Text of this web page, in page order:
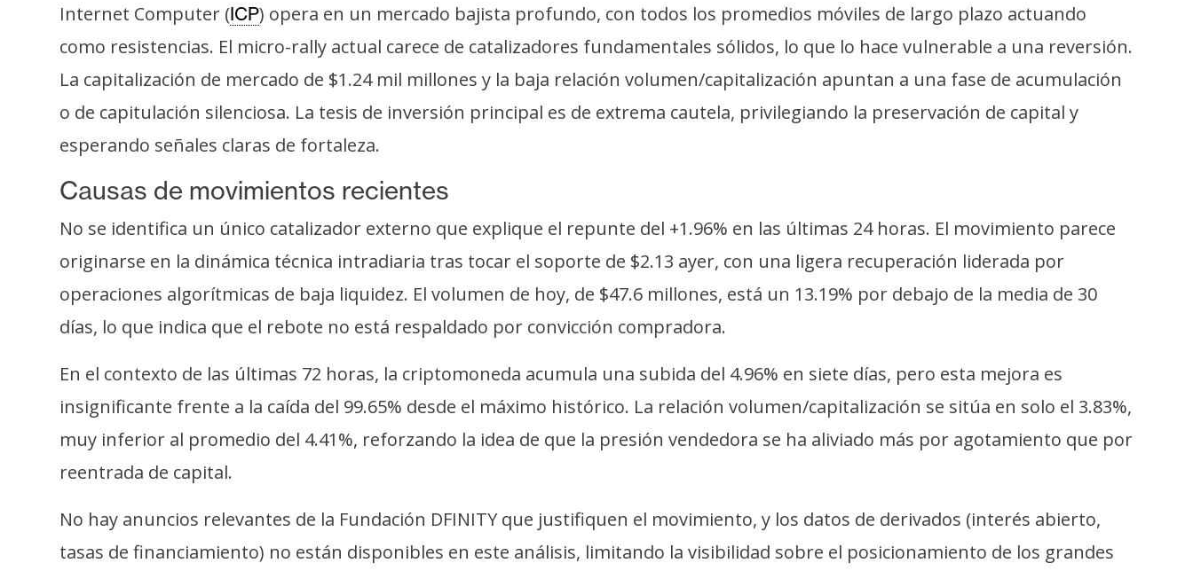
t
a
t
o
y
u
l
i
i
d
d
Internet Computer (ICP) opera en un mercado bajista profundo, con todos los promedios móviles de largo plazo actuando
como resistencias. El micro-rally actual carece de catalizadores fundamentales sólidos, lo que lo hace vulnerable a una reversión.
La capitalización de mercado de $1.24 mil millones y la baja relación volumen/capitalización apuntan a una fase de acumulación
o de capitulación silenciosa. La tesis de inversión principal es de extrema cautela, privilegiando la preservación de capital y
esperando señales claras de fortaleza.
Causas de movimientos recientes
No se identifica un único catalizador externo que explique el repunte del +1.96% en las últimas 24 horas. El movimiento parece
originarse en la dinámica técnica intradiaria tras tocar el soporte de $2.13 ayer, con una ligera recuperación liderada por
operaciones algorítmicas de baja liquidez. El volumen de hoy, de $47.6 millones, está un 13.19% por debajo de la media de 30
días, lo que indica que el rebote no está respaldado por convicción compradora.
En el contexto de las últimas 72 horas, la criptomoneda acumula una subida del 4.96% en siete días, pero esta mejora es
insignificante frente a la caída del 99.65% desde el máximo histórico. La relación volumen/capitalización se sitúa en solo el 3.83%,
muy inferior al promedio del 4.41%, reforzando la idea de que la presión vendedora se ha aliviado más por agotamiento que por
reentrada de capital.
No hay anuncios relevantes de la Fundación DFINITY que justifiquen el movimiento, y los datos de derivados (interés abierto,
tasas de financiamiento) no están disponibles en este análisis, limitando la visibilidad sobre el posicionamiento de los grandes